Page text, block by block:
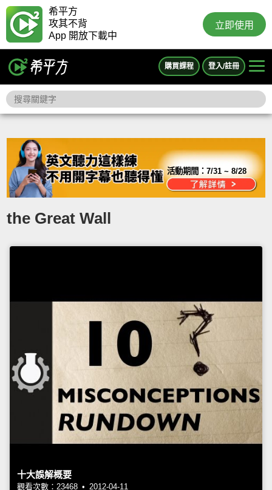
希平方
攻其不背
App 開放下載中
立即使用
購買課程 登入/註冊
活動期間：7/31 ~ 8/28
the Great Wall
十大誤解概要
觀看次數：23468 • 2012-04-11